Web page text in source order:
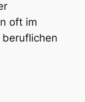
oft im